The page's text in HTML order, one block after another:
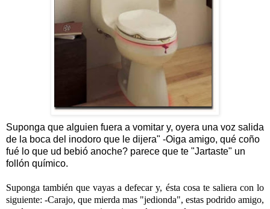
Suponga que alguien fuera a vomitar y, oyera una voz salida
de la boca del inodoro que le dijera" -Oiga amigo, qué coño
fué lo que ud bebió anoche? parece que te "Jartaste" un
follón químico.
Suponga también que vayas a defecar y, ésta cosa te saliera con lo
siguiente: -Carajo, que mierda mas "jedionda", estas podrido amigo,